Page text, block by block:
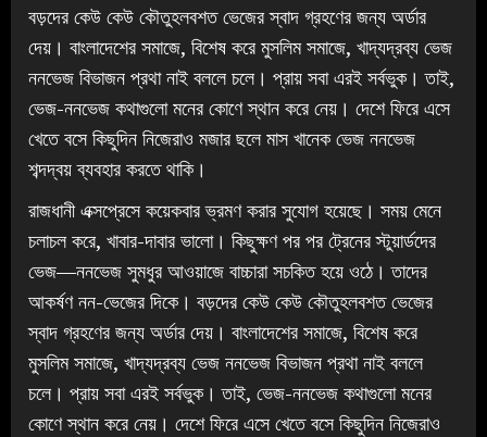
বড়দের কেউ কেউ কৌতুহলবশত ভেজের স্বাদ গ্রহণের জন্য অর্ডার
দেয়। বাংলাদেশের সমাজে, বিশেষ করে মুসলিম সমাজে, খাদ্যদ্রব্য ভেজ
ননভেজ বিভাজন প্রথা নাই বললে চলে। প্রায় সবা এরই সর্বভুক। তাই,
ভেজ-ননভেজ কথাগুলো মনের কোণে স্থান করে নেয়। দেশে ফিরে এসে
খেতে বসে কিছুদিন নিজেরাও মজার ছলে মাস খানেক ভেজ ননভেজ
শব্দদ্বয় ব্যবহার করতে থাকি।
রাজধানী এক্সপ্রেসে কয়েকবার ভ্রমণ করার সুযোগ হয়েছে। সময় মেনে
চলাচল করে, খাবার-দাবার ভালো। কিছুক্ষণ পর পর ট্রেনের স্টুয়ার্ডদের
ভেজ—ননভেজ সুমধুর আওয়াজে বাচ্চারা সচকিত হয়ে ওঠে। তাদের
আকর্ষণ নন-ভেজের দিকে। বড়দের কেউ কেউ কৌতুহলবশত ভেজের
স্বাদ গ্রহণের জন্য অর্ডার দেয়। বাংলাদেশের সমাজে, বিশেষ করে
মুসলিম সমাজে, খাদ্যদ্রব্য ভেজ ননভেজ বিভাজন প্রথা নাই বললে
চলে। প্রায় সবা এরই সর্বভুক। তাই, ভেজ-ননভেজ কথাগুলো মনের
কোণে স্থান করে নেয়। দেশে ফিরে এসে খেতে বসে কিছুদিন নিজেরাও